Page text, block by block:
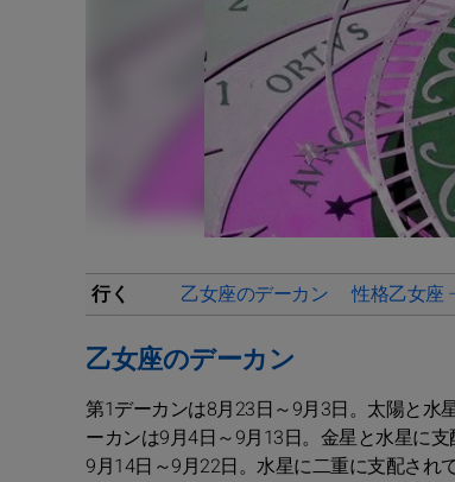
行く 乙女座のデーカン 性格乙女座
乙女座のデーカン
第1デーカンは8月23日～9月3日。太陽と水
ーカンは9月4日～9月13日。金星と水星に
9月14日～9月22日。水星に二重に支配され